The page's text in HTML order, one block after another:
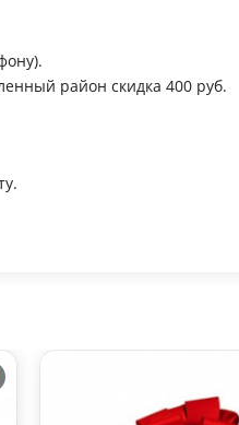
район скидка 400 руб.